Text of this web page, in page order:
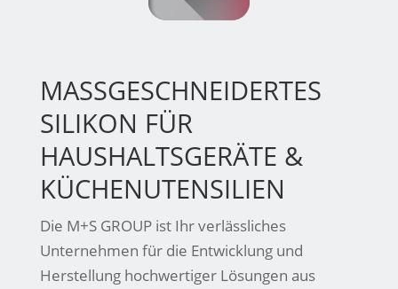
MASSGESCHNEIDERTES S
ILIKON FÜR H
AUSHALTSGERÄTE & K
ÜCHENUTENSILIEN
Die M+S GROUP ist Ihr verlässliches
Unternehmen für die Entwicklung und
Herstellung hochwertiger Lösungen aus